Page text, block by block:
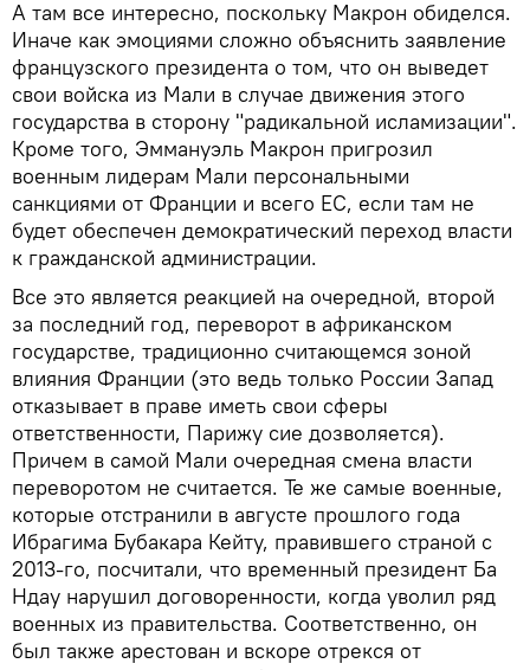
А там все интересно, поскольку Макрон обиделся.
Иначе как эмоциями сложно объяснить заявление
французского президента о том, что он выведет
свои войска из Мали в случае движения этого
государства в сторону "радикальной исламизации".
Кроме того, Эммануэль Макрон пригрозил
военным лидерам Мали персональными
санкциями от Франции и всего ЕС, если там не
будет обеспечен демократический переход власти
к гражданской администрации.
Все это является реакцией на очередной, второй
за последний год, переворот в африканском
государстве, традиционно считающемся зоной
влияния Франции (это ведь только России Запад
отказывает в праве иметь свои сферы
ответственности, Парижу сие дозволяется).
Причем в самой Мали очередная смена власти
переворотом не считается. Те же самые военные,
которые отстранили в августе прошлого года
Ибрагима Бубакара Кейту, правившего страной с
2013-го, посчитали, что временный президент Ба
Ндау нарушил договоренности, когда уволил ряд
военных из правительства. Соответственно, он
был также арестован и вскоре отрекся от